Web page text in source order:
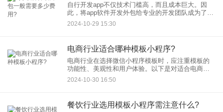
自行开发app不仅技术门槛高，而且成本巨大。因
此，将app软件开发外包给专业的开发团队成为了一
种常见的选择。那么，app软件开发外包一般需要多
少费用呢？ 一、外包费用的
2024-10-29 15:30
电商行业适合哪种模板小程序?
电商行业在选择微信小程序模板时，应注重模板的
功能性、美观性和用户体验。以下是对适合电商行
业的模板小程序的详细分析： ‌一、功能全面且实用‌ ‌
核心电商功能‌：电商小程序模板应
2024-10-30 16:50
餐饮行业选用模板小程序需注意什么?